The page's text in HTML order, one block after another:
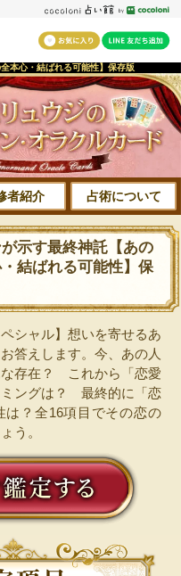
本心・結ばれる可能性】保存版
者紹介 占術について
示す最終神託【あの
結ばれる可能性】保
シャル】想いを寄せるあ
答えします。今、あの人
存在？ これから「恋愛
ングは？ 最終的に「恋
は？全16項目でその恋の
う。